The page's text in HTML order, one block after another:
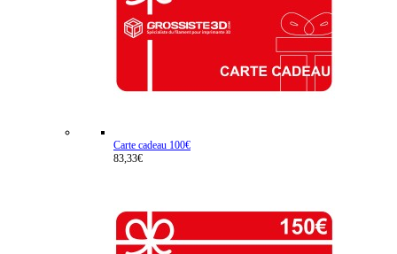
Carte cadeau 100€
83,33€